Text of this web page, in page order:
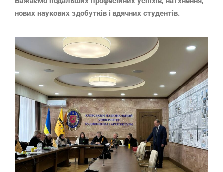
нових наукових здобутків і вдячних студентів.